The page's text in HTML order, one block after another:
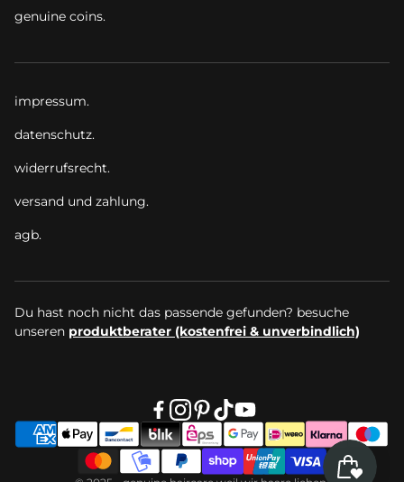
genuine coins.
impressum.
datenschutz.
widerrufsrecht.
versand und zahlung.
agb.
Du hast noch nicht das passende gefunden? besuche
unseren produktberater (kostenfrei & unverbindlich)